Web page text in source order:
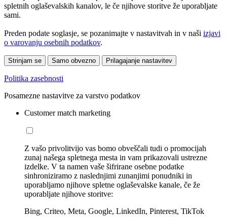
spletnih oglaševalskih kanalov, le če njihove storitve že uporabljate
sami.
Preden podate soglasje, se pozanimajte v nastavitvah in v naši izjavi
o varovanju osebnih podatkov.
Strinjam se Samo obvezno Prilagajanje nastavitev
Politika zasebnosti
Posamezne nastavitve za varstvo podatkov
Customer match marketing
Z vašo privolitvijo vas bomo obveščali tudi o promocijah
zunaj našega spletnega mesta in vam prikazovali ustrezne
izdelke. V ta namen vaše šifrirane osebne podatke
sinhroniziramo z naslednjimi zunanjimi ponudniki in
uporabljamo njihove spletne oglaševalske kanale, če že
uporabljate njihove storitve:
Bing, Criteo, Meta, Google, LinkedIn, Pinterest, TikTok